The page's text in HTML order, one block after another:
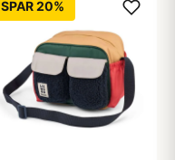
SPAR 20%